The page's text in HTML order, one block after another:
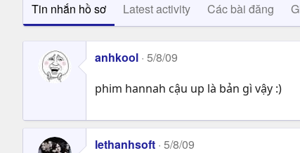
Tin nhắn hồ sơ Latest activity Các bài đăng
anhkool 5/8/09
phim hannah cậu up là bản gì vậy :)
lethanhsoft 5/8/09